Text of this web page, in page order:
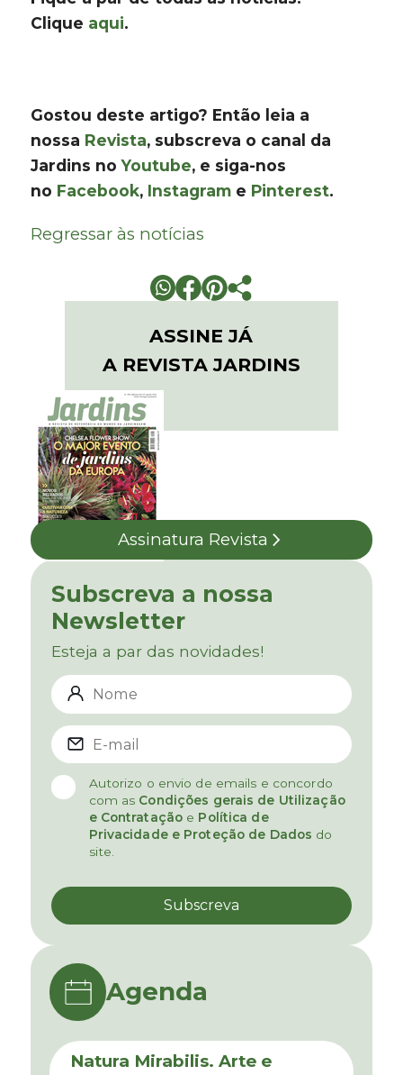
Clique aqui.
Gostou deste artigo? Então leia a
nossa Revista, subscreva o canal da
Jardins noYoutube, e siga-nos
no Facebook, Instagram e Pinterest.
Regressar às notícias
ASSINE JÁ
A REVISTA JARDINS
Assinatura Revista
Subscreva a nossa
Newsletter
Esteja a par das novidades!
Autorizo o envio de emails e concordo
com as Condições gerais de Utilização
e Contratação e Política de
Privacidade e Proteção de Dados do
site.
Agenda
Natura Mirabilis. Arte e